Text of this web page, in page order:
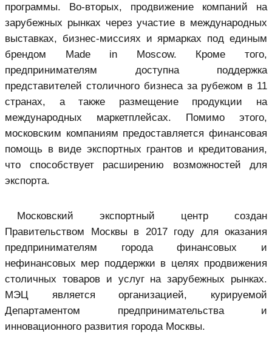
программы. Во-вторых, продвижение компаний на
зарубежных рынках через участие в международных
выставках, бизнес-миссиях и ярмарках под единым
брендом Made in Moscow. Кроме того,
предпринимателям доступна поддержка
представителей столичного бизнеса за рубежом в 11
странах, а также размещение продукции на
международных маркетплейсах. Помимо этого,
московским компаниям предоставляется финансовая
помощь в виде экспортных грантов и кредитования,
что способствует расширению возможностей для
экспорта.
Московский экспортный центр создан
Правительством Москвы в 2017 году для оказания
предпринимателям города финансовых и
нефинансовых мер поддержки в целях продвижения
столичных товаров и услуг на зарубежных рынках.
МЭЦ является организацией, курируемой
Департаментом предпринимательства и
инновационного развития города Москвы.